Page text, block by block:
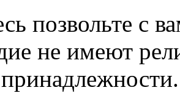
позвольте с
не имеют